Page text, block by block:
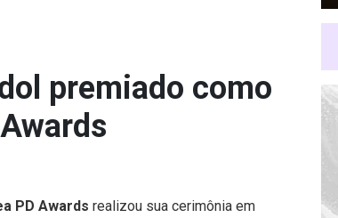
premiado como
PD Awards realizou sua cerimônia em